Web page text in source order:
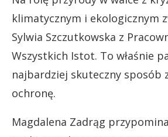
klimatycznym i ekologicznym
Sylwia Szczutkowska z
Wszystkich Istot. To właśnie
najbardziej skuteczny sposób
ochronę.
Magdalena Zadrąg